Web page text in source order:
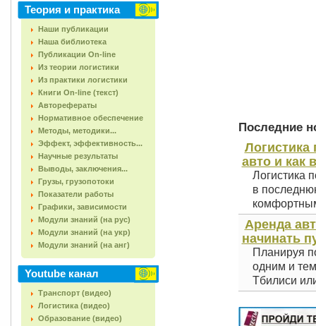
Теория и практика
Наши публикации
Наша библиотека
Публикации On-line
Из теории логистики
Из практики логистики
Книги On-line (текст)
Авторефераты
Нормативное обеспечение
Методы, методики...
Эффект, эффективность...
Научные результаты
Выводы, заключения...
Грузы, грузопотоки
Показатели работы
Графики, зависимости
Модули знаний (на рус)
Модули знаний (на укр)
Модули знаний (на анг)
Youtube канал
Транспорт (видео)
Логистика (видео)
Образование (видео)
Последние
Логистика
авто и как
Логистика
в
Аренда
начинать
Планируя
одним и
Тбилиси